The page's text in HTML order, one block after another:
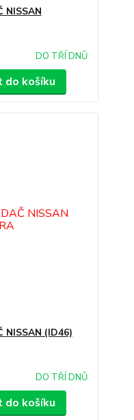
NISSAN
DO TŘÍ DNŮ
do košíku
NISSAN (ID46)
DO TŘÍ DNŮ
do košíku